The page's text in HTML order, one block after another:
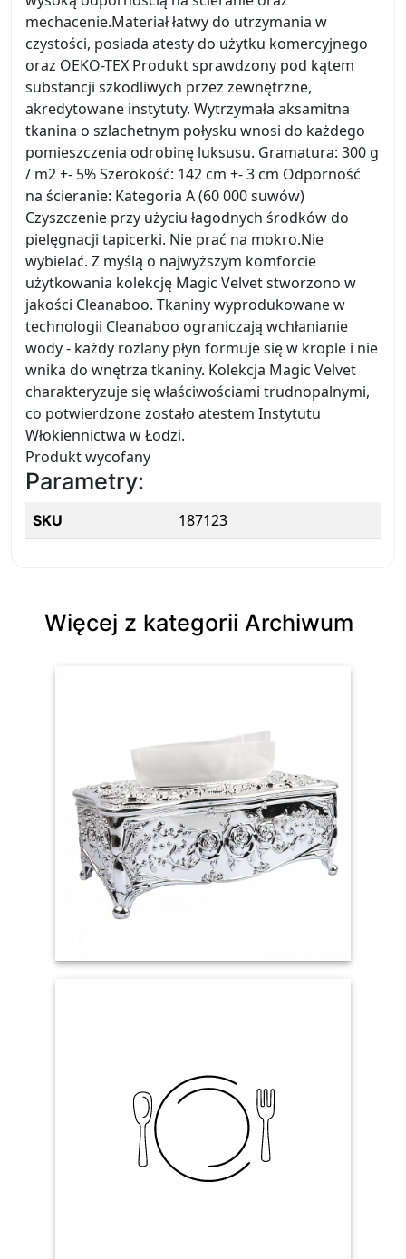
mechacenie.Materiał łatwy do utrzymania w
czystości, posiada atesty do użytku komercyjnego
oraz OEKO-TEX Produkt sprawdzony pod kątem
substancji szkodliwych przez zewnętrzne,
akredytowane instytuty. Wytrzymała aksamitna
tkanina o szlachetnym połysku wnosi do każdego
pomieszczenia odrobinę luksusu. Gramatura: 300 g
/ m2 +- 5% Szerokość: 142 cm +- 3 cm Odporność
na ścieranie: Kategoria A (60 000 suwów)
Czyszczenie przy użyciu łagodnych środków do
pielęgnacji tapicerki. Nie prać na mokro.Nie
wybielać. Z myślą o najwyższym komforcie
użytkowania kolekcję Magic Velvet stworzono w
jakości Cleanaboo. Tkaniny wyprodukowane w
technologii Cleanaboo ograniczają wchłanianie
wody - każdy rozlany płyn formuje się w krople i nie
wnika do wnętrza tkaniny. Kolekcja Magic Velvet
charakteryzuje się właściwościami trudnopalnymi,
co potwierdzone zostało atestem Instytutu
Włokiennictwa w Łodzi.
Produkt wycofany
Parametry:
SKU 187123
Więcej z kategorii Archiwum